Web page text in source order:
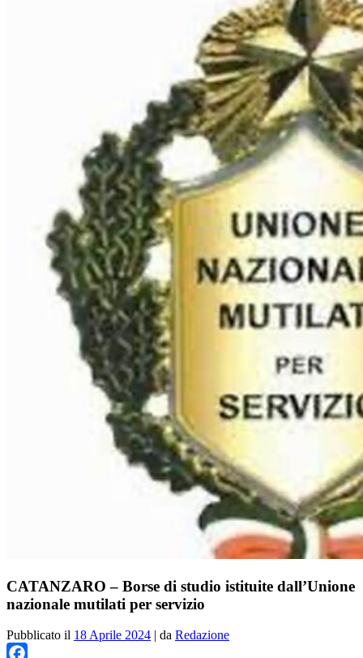
CATANZARO – Borse di studio istituite dall’Unione
nazionale mutilati per servizio
Pubblicato il 18 Aprile 2024 | da Redazione